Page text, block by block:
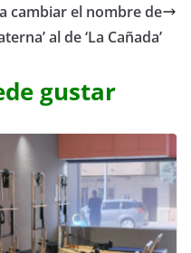
cambiar el nombre de
al de ‘La Cañada’
gustar